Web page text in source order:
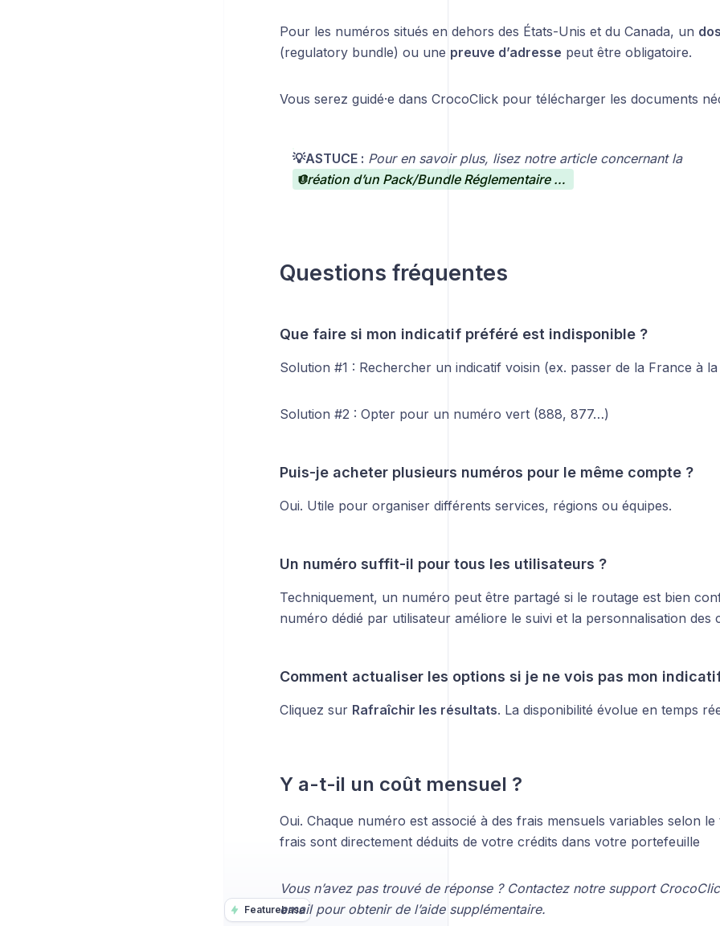
Featurebase
Pour les numéros situés en dehors des États-Unis et du Canada, un
(regulatory bundle) ou une preuve d’adresse peut être obligatoire.
Vous serez guidé·e dans CrocoClick pour télécharger les documents
💡ASTUCE : Pour en savoir plus, lisez notre article concernant la
Création d’un Pack/Bundle Réglementaire et d’une adresse pour faire vérifier son numéro de téléphone CrocoClick
Questions fréquentes
Que faire si mon indicatif préféré est indisponible ?
Solution #1 : Rechercher un indicatif voisin (ex. passer de la France à la
Solution #2 : Opter pour un numéro vert (888, 877…)
Puis-je acheter plusieurs numéros pour le même compte ?
Oui. Utile pour organiser différents services, régions ou équipes.
Un numéro suffit-il pour tous les utilisateurs ?
Techniquement, un numéro peut être partagé si le routage est bien
numéro dédié par utilisateur améliore le suivi et la personnalisation des
Comment actualiser les options si je ne vois pas mon
Cliquez sur Rafraîchir les résultats. La disponibilité évolue en temps
Y a-t-il un coût mensuel ?
Oui. Chaque numéro est associé à des frais mensuels variables selon
frais sont directement déduits de votre crédits dans votre portefeuille
Vous n’avez pas trouvé de réponse ? Contactez notre support
email pour obtenir de l’aide supplémentaire.